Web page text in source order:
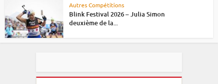
Autres Compétitions
Blink Festival 2026 – Julia Simon
deuxième de la...